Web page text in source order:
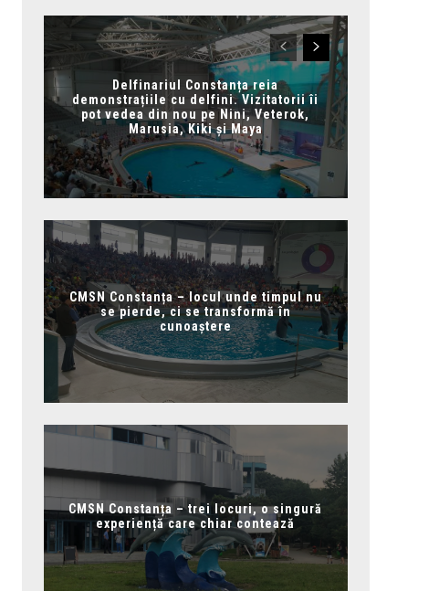
Delfinariul Constanța reia
demonstrațiile cu delfini. Vizitatorii îi
pot vedea din nou pe Nini, Veterok,
Marusia, Kiki și Maya
CMSN Constanța – locul unde timpul nu
se pierde, ci se transformă în
cunoaștere
CMSN Constanța – trei locuri, o singură
experiență care chiar contează